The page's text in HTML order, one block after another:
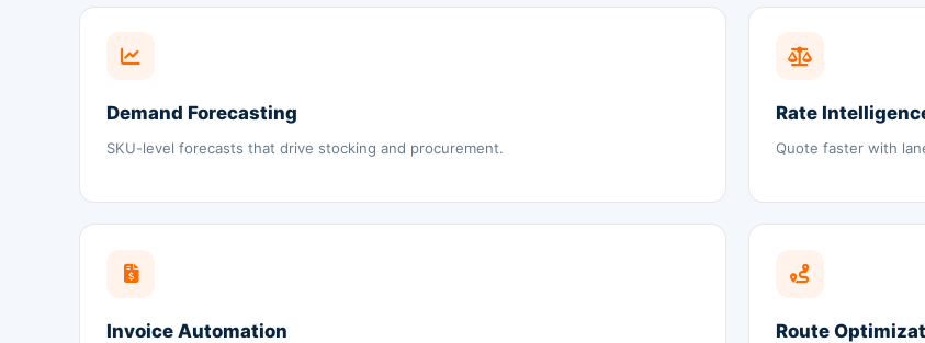
Demand Forecasting
SKU-level forecasts that drive stocking and procurement.
Rate
Quote faster with
Invoice Automation Route